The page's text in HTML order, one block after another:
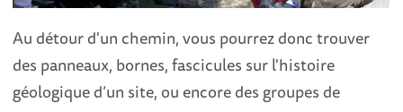
Au détour d'un chemin, vous pourrez donc trouver
des panneaux, bornes, fascicules sur l'histoire
géologique d’un site, ou encore des groupes de